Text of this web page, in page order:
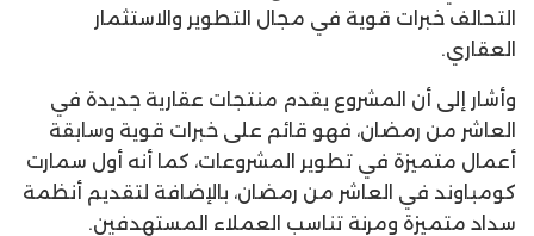
التحالف خبرات قوية في مجال التطوير والاستثمار
العقاري.
وأشار إلى أن المشروع يقدم منتجات عقارية جديدة في
العاشر من رمضان، فهو قائم على خبرات قوية وسابقة
أعمال متميزة في تطوير المشروعات، كما أنه أول سمارت
كومباوند في العاشر من رمضان، بالإضافة لتقديم أنظمة
سداد متميزة ومرنة تناسب العملاء المستهدفين.